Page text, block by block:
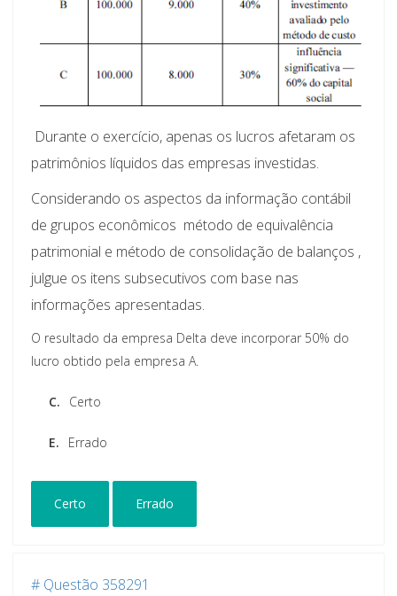
Durante o exercício, apenas os lucros afetaram os
patrimônios líquidos das empresas investidas.
Considerando os aspectos da informação contábil
de grupos econômicos  método de equivalência
patrimonial e método de consolidação de balanços ,
julgue os itens subsecutivos com base nas
informações apresentadas.
O resultado da empresa Delta deve incorporar 50% do
lucro obtido pela empresa A.
C. Certo
E. Errado
Certo Errado
# Questão 358291